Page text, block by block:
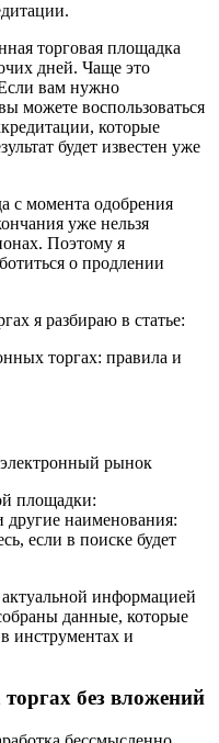
торговая площадка
дней. Чаще это
вам нужно
можете воспользоваться
которые
будет известен уже
с момента одобрения
уже нельзя
Поэтому я
о продлении
я разбираю в статье:
торгах: правила и
площадки:
наименования:
если в поиске будет
информацией
данные, которые
инструментах и
без вложений